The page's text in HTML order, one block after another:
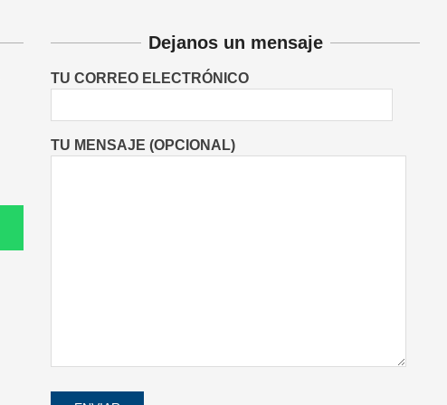
Dejanos un mensaje
TU CORREO ELECTRÓNICO
TU MENSAJE (OPCIONAL)